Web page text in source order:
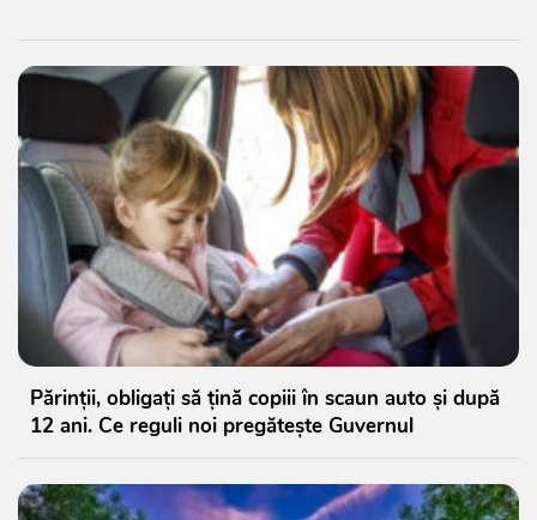
Părinții, obligați să țină copiii în scaun auto și după
12 ani. Ce reguli noi pregătește Guvernul